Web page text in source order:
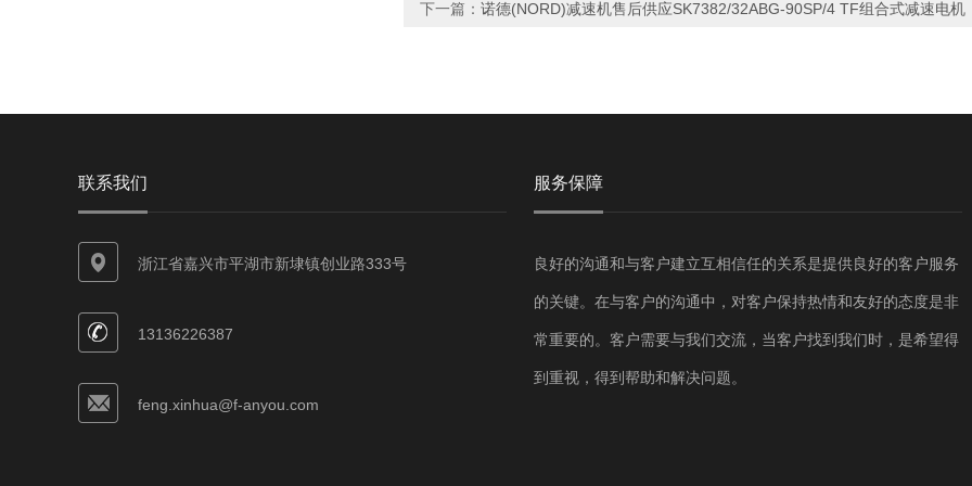
下一篇： 诺德(NORD)减速机售后供应SK7382/32ABG-90SP/4 TF组合式减速电机
联系我们
浙江省嘉兴市平湖市新埭镇创业路333号
13136226387
feng.xinhua@f-anyou.com
服务保障
良好的沟通和与客户建立互相信任的关系是提供良好的客户服务
的关键。在与客户的沟通中，对客户保持热情和友好的态度是非
常重要的。客户需要与我们交流，当客户找到我们时，是希望得
到重视，得到帮助和解决问题。